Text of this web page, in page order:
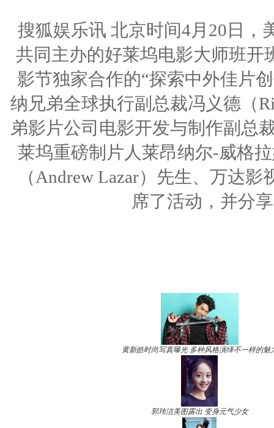
搜狐娱乐讯 北京时间4月20日，
共同主办的好莱坞电影大师班开
影节独家合作的“探索中外佳片
纳兄弟全球执行副总裁冯义德（
弟影片公司电影开发与制作副总
莱坞重磅制片人莱昂纳尔-威格
（Andrew Lazar）先生、万达
席了活动，并分
黄新皓时尚写真曝光 多种风格演绎不一样的魅
郭玮洁美图露出 变身元气少女